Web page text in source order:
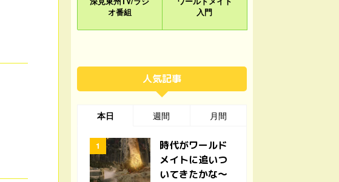
オ番組
入門
人気記事
本日 週間 月間
時代がワールド
メイトに追いつ
いてきたかな〜